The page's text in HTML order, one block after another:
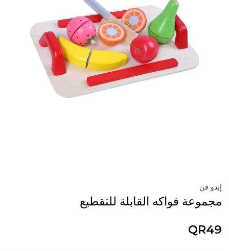
إيدو فن
مجموعة فواكه القابلة للتقطيع
QR49